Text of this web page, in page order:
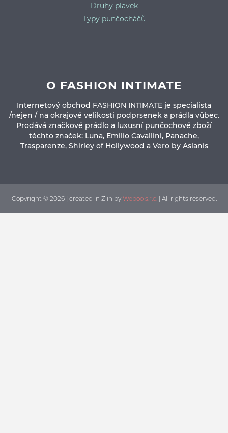
Druhy plavek
Typy punčocháčů
O FASHION INTIMATE
Internetový obchod FASHION INTIMATE je specialista
/nejen / na okrajové velikosti podprsenek a prádla vůbec.
Prodává značkové prádlo a luxusní punčochové zboží
těchto značek: Luna, Emilio Cavallini, Panache,
Trasparenze, Shirley of Hollywood a Vero by Aslanis
Copyright © 2026 | created in Zlin by Weboo s.r.o. | All rights reserved.